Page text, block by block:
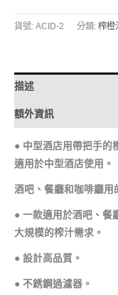
貨號: ACID-2 分類: 榨橙
描述
額外資訊
● 中型酒店用帶把手的
適用於中型酒店使用。
酒吧、餐廳和咖啡廳用
● 一款適用於酒吧、餐
大規模的榨汁需求。
● 設計高品質。
● 不銹鋼過濾器。